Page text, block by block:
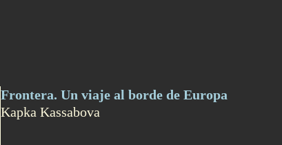
Frontera. Un viaje al borde de Europa
Kapka Kassabova